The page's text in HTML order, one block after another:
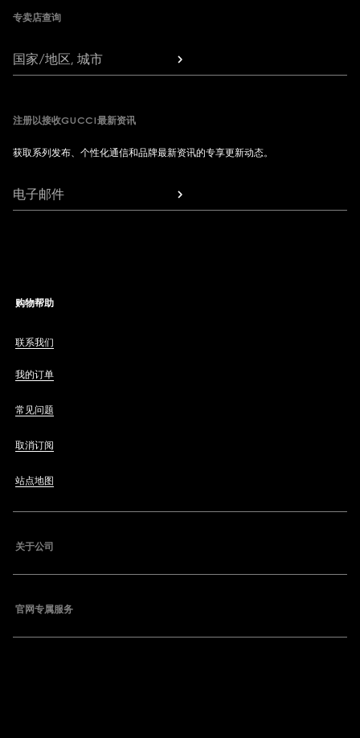
专卖店查询
国家/地区, 城市
注册以接收GUCCI最新资讯
获取系列发布、个性化通信和品牌最新资讯的专享更新动态。
电子邮件
购物帮助
联系我们
我的订单
常见问题
取消订阅
站点地图
关于公司
官网专属服务